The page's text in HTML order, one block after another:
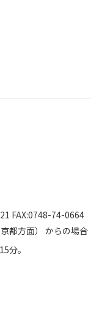
FAX:0748-74-0664
都方面） からの場合
15分。